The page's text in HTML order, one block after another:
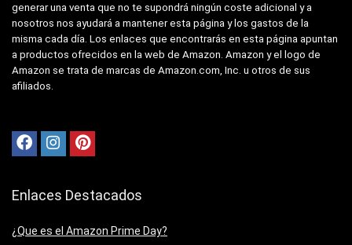
generar una venta que no te supondrá ningún coste adicional y a
nosotros nos ayudará a mantener esta página y los gastos de la
misma cada día. Los enlaces que encontrarás en esta página apuntan
a productos ofrecidos en la web de Amazon. Amazon y el logo de
Amazon se trata de marcas de Amazon.com, Inc. u otros de sus
afiliados.
Enlaces Destacados
¿Que es el Amazon Prime Day?